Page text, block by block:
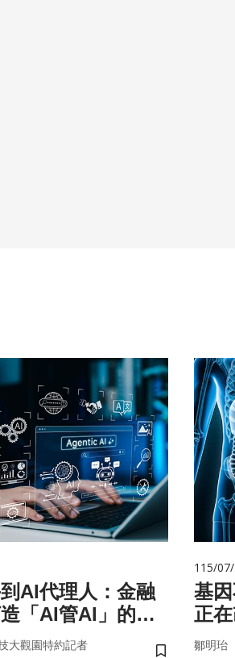
AI代理人：金融
「AI管AI」的新
大觀園特約記者
115/
基因不
正
鄒明珆